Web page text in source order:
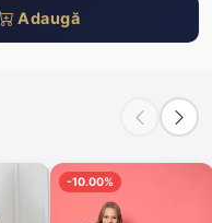
Adaugă
-10.00%